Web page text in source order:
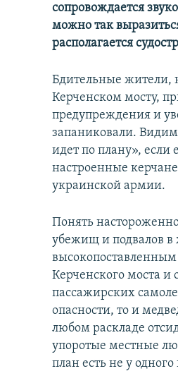
сопровождается
можно так
располагается
Бдительные жители,
Керченском мосту,
предупреждения и
запаниковали.
идет по плану»,
настроенные
украинской армии.
Понять
убежищ и подвалов
Керченского моста и
пассажирских
опасности, то и
любом раскладе
упоротые местные
план есть не у